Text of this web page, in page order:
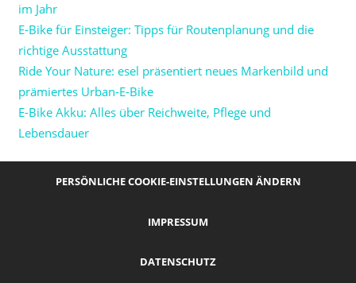
im Jahr
E-Bike für Einsteiger: Tipps für Routenplanung und die
richtige Ausstattung
Ride Your Nature: esel präsentiert neues Markenbild und
prämiertes Urban-E-Bike
E-Bike Akku: Alles über Reichweite, Pflege und
Lebensdauer
PERSÖNLICHE COOKIE-EINSTELLUNGEN ÄNDERN
IMPRESSUM
DATENSCHUTZ